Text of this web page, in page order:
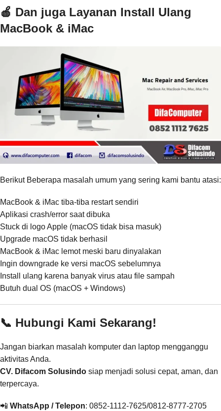
🍎 Dan juga Layanan Install Ulang
MacBook & iMac
Berikut Beberapa masalah umum yang sering kami bantu atasi:
MacBook & iMac tiba-tiba restart sendiri
Aplikasi crash/error saat dibuka
Stuck di logo Apple (macOS tidak bisa masuk)
Upgrade macOS tidak berhasil
MacBook & iMac lemot meski baru dinyalakan
Ingin downgrade ke versi macOS sebelumnya
Install ulang karena banyak virus atau file sampah
Butuh dual OS (macOS + Windows)
📞 Hubungi Kami Sekarang!
Jangan biarkan masalah komputer dan laptop mengganggu
aktivitas Anda.
CV. Difacom Solusindo siap menjadi solusi cepat, aman, dan
terpercaya.
📲 WhatsApp / Telepon: 0852-1112-7625/0812-8777-2705